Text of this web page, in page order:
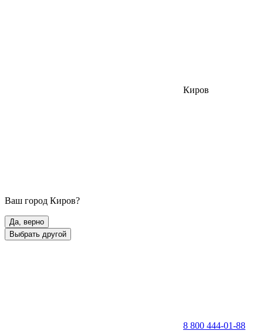
Киров
Ваш город Киров?
Да, верно
Выбрать другой
8 800 444-01-88